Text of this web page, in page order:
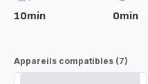
10min 0min
Appareils compatibles (7)